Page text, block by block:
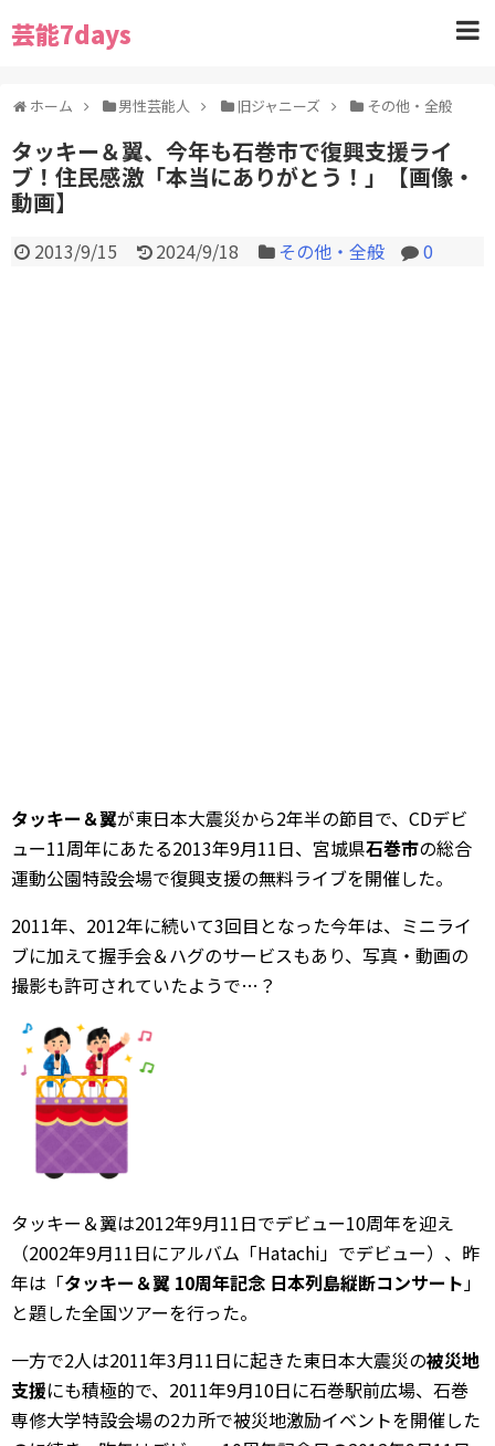
芸能7days
ホーム 男性芸能人 旧ジャニーズ その他・全般
タッキー＆翼、今年も石巻市で復興支援ライ
ブ！住民感激「本当にありがとう！」【画像・
動画】
2013/9/15 2024/9/18 その他・全般 0
タッキー＆翼が東日本大震災から2年半の節目で、CDデビ
ュー11周年にあたる2013年9月11日、宮城県石巻市の総合
運動公園特設会場で復興支援の無料ライブを開催した。
2011年、2012年に続いて3回目となった今年は、ミニライ
ブに加えて握手会＆ハグのサービスもあり、写真・動画の
撮影も許可されていたようで…？
タッキー＆翼は2012年9月11日でデビュー10周年を迎え
（2002年9月11日にアルバム「Hatachi」でデビュー）、昨
年は「タッキー＆翼 10周年記念 日本列島縦断コンサート」
と題した全国ツアーを行った。
一方で2人は2011年3月11日に起きた東日本大震災の被災地
支援にも積極的で、2011年9月10日に石巻駅前広場、石巻
専修大学特設会場の2カ所で被災地激励イベントを開催した